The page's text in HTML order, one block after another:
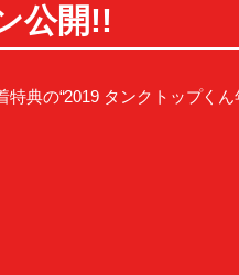
公開!!
典の“2019 タンクトップく